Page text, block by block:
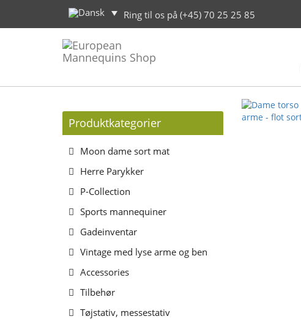
Ring til os på (+45) 70 25 25 85
Produktkategorier
Moon dame sort mat
Herre Parykker
P-Collection
Sports mannequiner
Gadeinventar
Vintage med lyse arme og ben
Accessories
Tilbehør
Tøjstativ, messestativ